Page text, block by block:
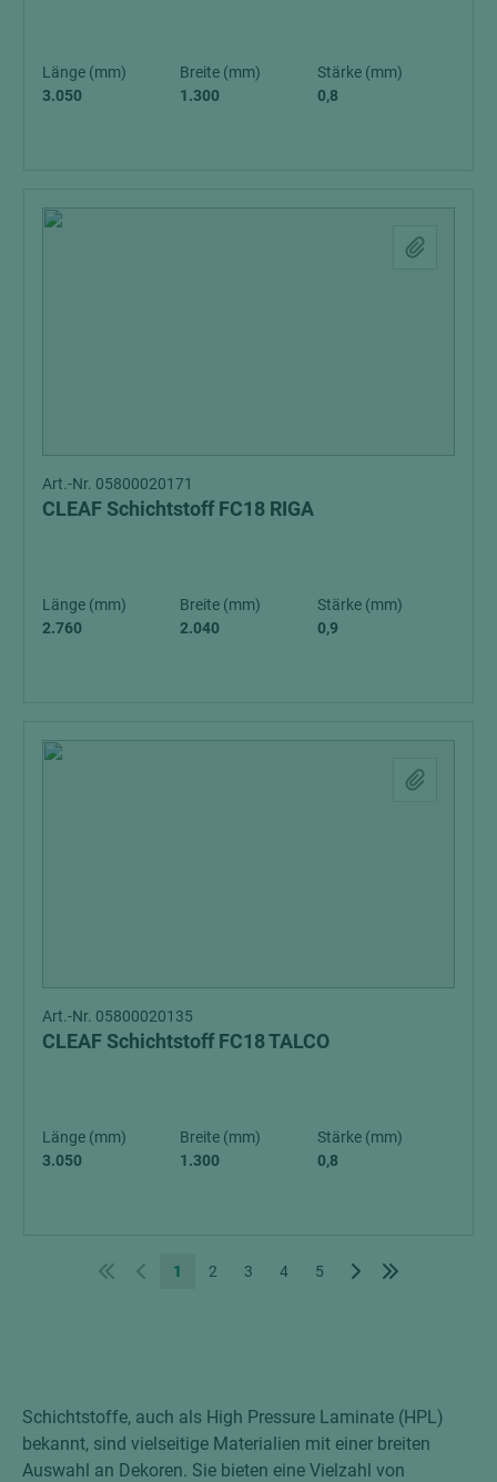
Länge (mm)
3.050
Breite (mm)
1.300
Stärke (mm)
0,8
Art.-Nr. 05800020171
CLEAF Schichtstoff FC18 RIGA
Länge (mm)
2.760
Breite (mm)
2.040
Stärke (mm)
0,9
Art.-Nr. 05800020135
CLEAF Schichtstoff FC18 TALCO
Länge (mm)
3.050
Breite (mm)
1.300
Stärke (mm)
0,8
1 2 3 4 5
Schichtstoffe, auch als High Pressure Laminate (HPL)
bekannt, sind vielseitige Materialien mit einer breiten
Auswahl an Dekoren. Sie bieten eine Vielzahl von